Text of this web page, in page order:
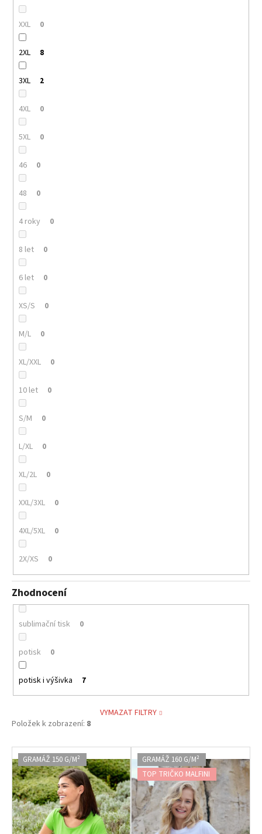
XXL 0
2XL 8
3XL 2
4XL 0
5XL 0
46 0
48 0
4 roky 0
8 let 0
6 let 0
XS/S 0
M/L 0
XL/XXL 0
10 let 0
S/M 0
L/XL 0
XL/2L 0
XXL/3XL 0
4XL/5XL 0
2X/XS 0
Zhodnocení
sublimační tisk 0
potisk 0
potisk i výšivka 7
VYMAZAT FILTRY
Položek k zobrazení: 8
V
ý
p
i
s
p
GRAMÁŽ 150 G/M²
GRAMÁŽ 160 G/M²
TOP TRIČKO MALFINI